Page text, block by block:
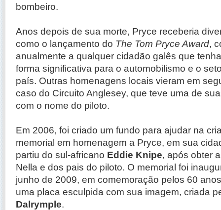
bombeiro.
Anos depois de sua morte, Pryce receberia
como o lançamento do The Tom Pryce Award,
anualmente a qualquer cidadão galês que
forma significativa para o automobilismo e o
país. Outras homenagens locais vieram em
caso do Circuito Anglesey, que teve uma de
com o nome do piloto.
Em 2006, foi criado um fundo para ajudar na
memorial em homenagem a Pryce, em sua
partiu do sul-africano Eddie Knipe, após obter
Nella e dos pais do piloto. O memorial foi
junho de 2009, em comemoração pelos 60
uma placa esculpida com sua imagem, criada
Dalrymple.